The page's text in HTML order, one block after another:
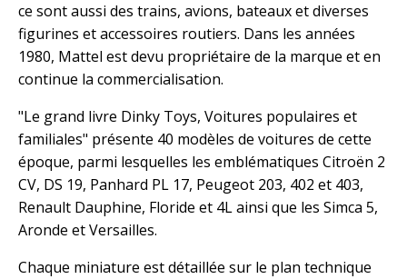
ce sont aussi des trains, avions, bateaux et diverses
figurines et accessoires routiers. Dans les années
1980, Mattel est devu propriétaire de la marque et en
continue la commercialisation.
"Le grand livre Dinky Toys, Voitures populaires et
familiales" présente 40 modèles de voitures de cette
époque, parmi lesquelles les emblématiques Citroën 2
CV, DS 19, Panhard PL 17, Peugeot 203, 402 et 403,
Renault Dauphine, Floride et 4L ainsi que les Simca 5,
Aronde et Versailles.
Chaque miniature est détaillée sur le plan technique